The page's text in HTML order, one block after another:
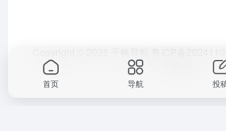
首页 导航 投